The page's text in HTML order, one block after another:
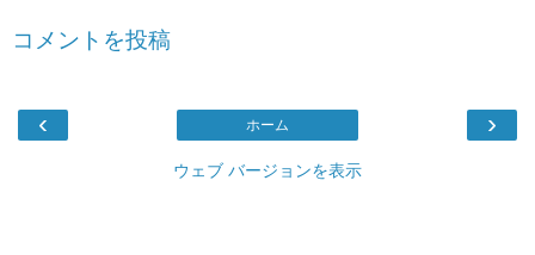
コメントを投稿
‹ ›
ホーム
ウェブ バージョンを表示